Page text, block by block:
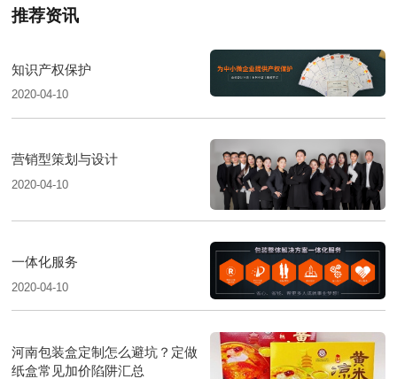
推荐资讯
知识产权保护
2020-04-10
营销型策划与设计
2020-04-10
一体化服务
2020-04-10
河南包装盒定制怎么避坑？定做
纸盒常见加价陷阱汇总